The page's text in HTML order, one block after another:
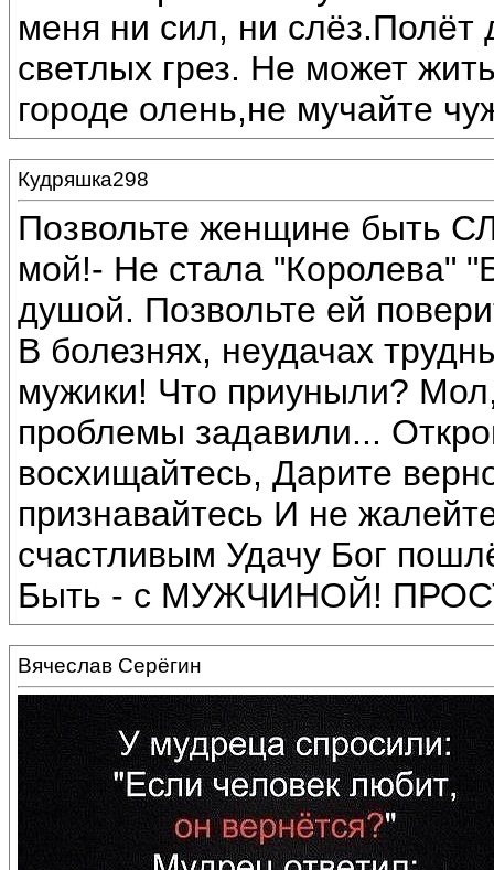
меня ни сил, ни
светлых грез. Не может
городе олень,не мучайте
Кудряшка298
Позвольте женщине быть
мой!- Не стала "Королева"
душой. Позвольте ей
В болезнях, неудачах
мужики! Что приуныли?
проблемы задавили...
восхищайтесь, Дарите
признавайтесь И не
счастливым Удачу Бог
Быть - с МУЖЧИНОЙ!
Вячеслав Серёгин